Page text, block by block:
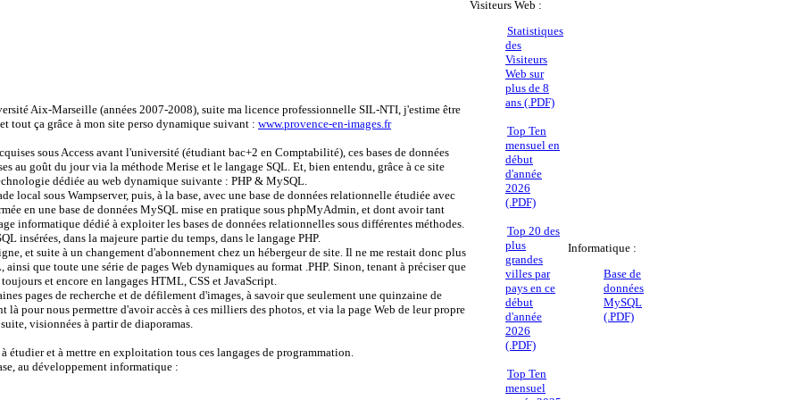
Aix-Marseille (années 2007-2008), suite ma licence professionnelle SIL-NTI, j'estime être
tout ça grâce à mon site perso dynamique suivant : www.provence-en-images.fr
sous Access avant l'université (étudiant bac+2 en Comptabilité), ces bases de données
au goût du jour via la méthode Merise et le langage SQL. Et, bien entendu, grâce à ce site
dédiée au web dynamique suivante : PHP & MySQL.
local sous Wampserver, puis, à la base, avec une base de données relationnelle étudiée avec
en une base de données MySQL mise en pratique sous phpMyAdmin, et dont avoir tant
informatique dédié à exploiter les bases de données relationnelles sous différentes méthodes.
insérées, dans la majeure partie du temps, dans le langage PHP.
et suite à un changement d'abonnement chez un hébergeur de site. Il ne me restait donc plus
ainsi que toute une série de pages Web dynamiques au format .PHP. Sinon, tenant à préciser que
et encore en langages HTML, CSS et JavaScript.
pages de recherche et de défilement d'images, à savoir que seulement une quinzaine de
là pour nous permettre d'avoir accès à ces milliers des photos, et via la page Web de leur propre
visionnées à partir de diaporamas.
étudier et à mettre en exploitation tous ces langages de programmation.
au développement informatique :
Visiteurs Web :
Statistiques
des
Visiteurs
Web sur
plus de 8
ans (.PDF)
Top Ten
mensuel en
début
d'année
2026
(.PDF)
Top 20 des
plus
grandes
villes par
pays en ce
début
d'année
2026
(.PDF)
Top Ten
mensuel
Informatique :
Base de
données
MySQL
(.PDF)